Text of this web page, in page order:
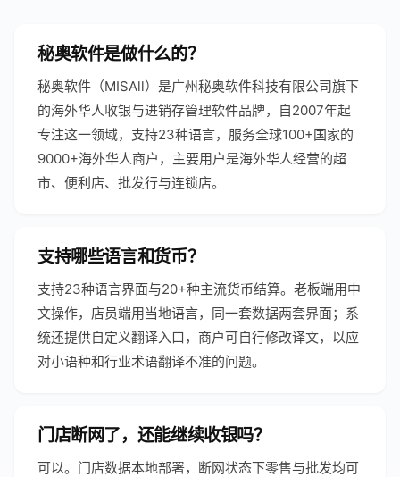
秘奥软件是做什么的？
秘奥软件（MISAll）是广州秘奥软件科技有限公司旗下
的海外华人收银与进销存管理软件品牌，自2007年起
专注这一领域，支持23种语言，服务全球100+国家的
9000+海外华人商户，主要用户是海外华人经营的超
市、便利店、批发行与连锁店。
支持哪些语言和货币？
支持23种语言界面与20+种主流货币结算。老板端用中
文操作，店员端用当地语言，同一套数据两套界面；系
统还提供自定义翻译入口，商户可自行修改译文，以应
对小语种和行业术语翻译不准的问题。
门店断网了，还能继续收银吗？
可以。门店数据本地部署，断网状态下零售与批发均可